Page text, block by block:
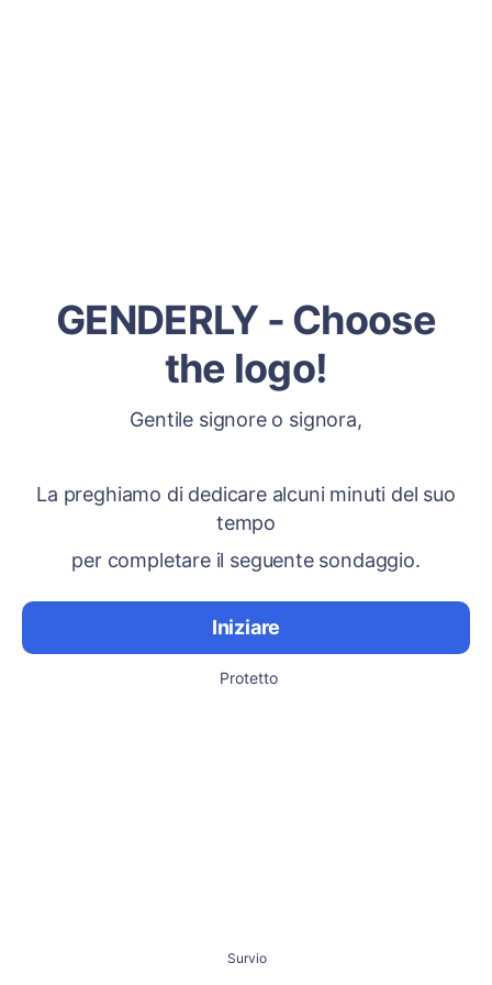
GENDERLY - Choose
the logo!
Gentile signore o signora,
La preghiamo di dedicare alcuni minuti del suo
tempo
per completare il seguente sondaggio.
Iniziare
Protetto
Survio